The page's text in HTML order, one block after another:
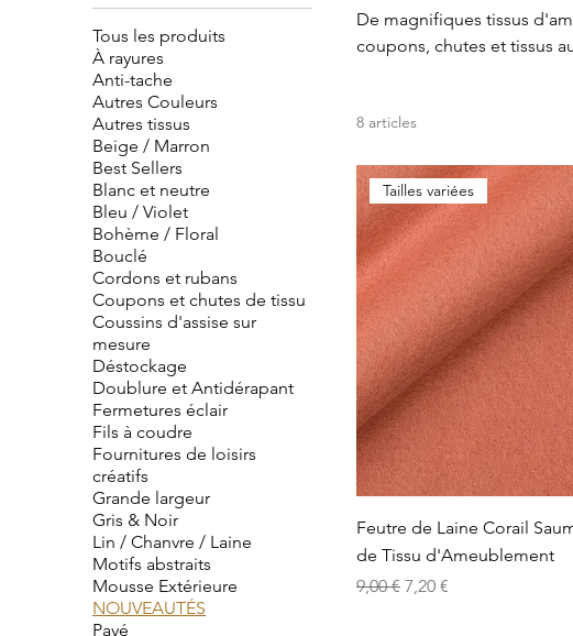
Tous les produits
À rayures
Anti-tache
Autres Couleurs
Autres tissus
Beige / Marron
Best Sellers
Blanc et neutre
Bleu / Violet
Bohème / Floral
Bouclé
Cordons et rubans
Coupons et chutes de tissu
Coussins d'assise sur
mesure
Déstockage
Doublure et Antidérapant
Fermetures éclair
Fils à coudre
Fournitures de loisirs
créatifs
Grande largeur
Gris & Noir
Lin / Chanvre / Laine
Motifs abstraits
Mousse Extérieure
NOUVEAUTÉS
Payé
De magnifiques tissus
coupons, chutes et tissus
8 articles
Tailles variées
Feutre de Laine Corail
de Tissu d'Ameublement
Prix original
9,00 € Prix promotionnel
7,20 €